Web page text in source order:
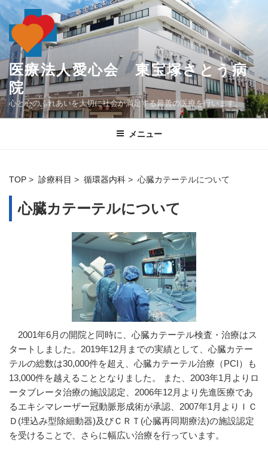
コ
ン
テ
ン
ツ
へ
ス
キ
ッ
医療法人愛心会 東宝塚さとう病
院
心と心のふれあいを大切に社会が満足する最善の医療を行います。
メニュー
TOP > 診療科目 > 循環器内科 > 心臓カテーテルについて
心臓カテーテルについて
2001年6月の開院と同時に、心臓カテーテル検査・治療はス
タートしました。2019年12月までの実績として、心臓カテー
テルの総数は30,000件を超え、心臓カテーテル治療（PCI）も
13,000件を越えることとなりました。 また、2003年1月よりロ
ータブレータ治療の施設認定、2006年12月より先進医療であ
るエキシマレーザー冠動脈形成術が承認、2007年1月よりＩＣ
Ｄ(埋込み型除細動器)及びＣＲＴ(心臓再同期療法)の施設認定
を受けることで、さらに幅広い治療を行っています。